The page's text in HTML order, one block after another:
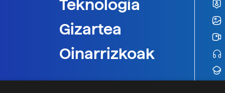
Teknologia
Gizartea
Oinarrizkoak